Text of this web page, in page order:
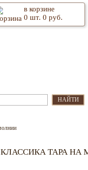
в корзине
0 шт. 0 руб.
НАЙТИ
ТАРА НА